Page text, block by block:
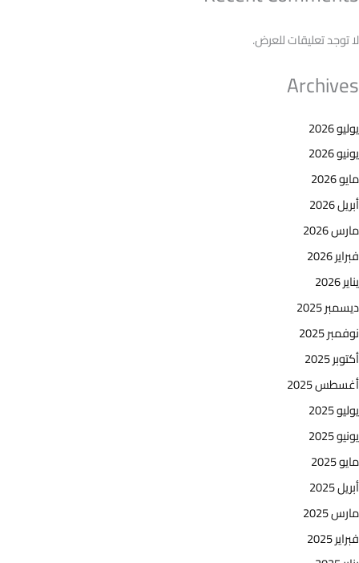
لا توجد تعليقات للعرض.
Archives
يوليو 2026
يونيو 2026
مايو 2026
أبريل 2026
مارس 2026
فبراير 2026
يناير 2026
ديسمبر 2025
نوفمبر 2025
أكتوبر 2025
أغسطس 2025
يوليو 2025
يونيو 2025
مايو 2025
أبريل 2025
مارس 2025
فبراير 2025